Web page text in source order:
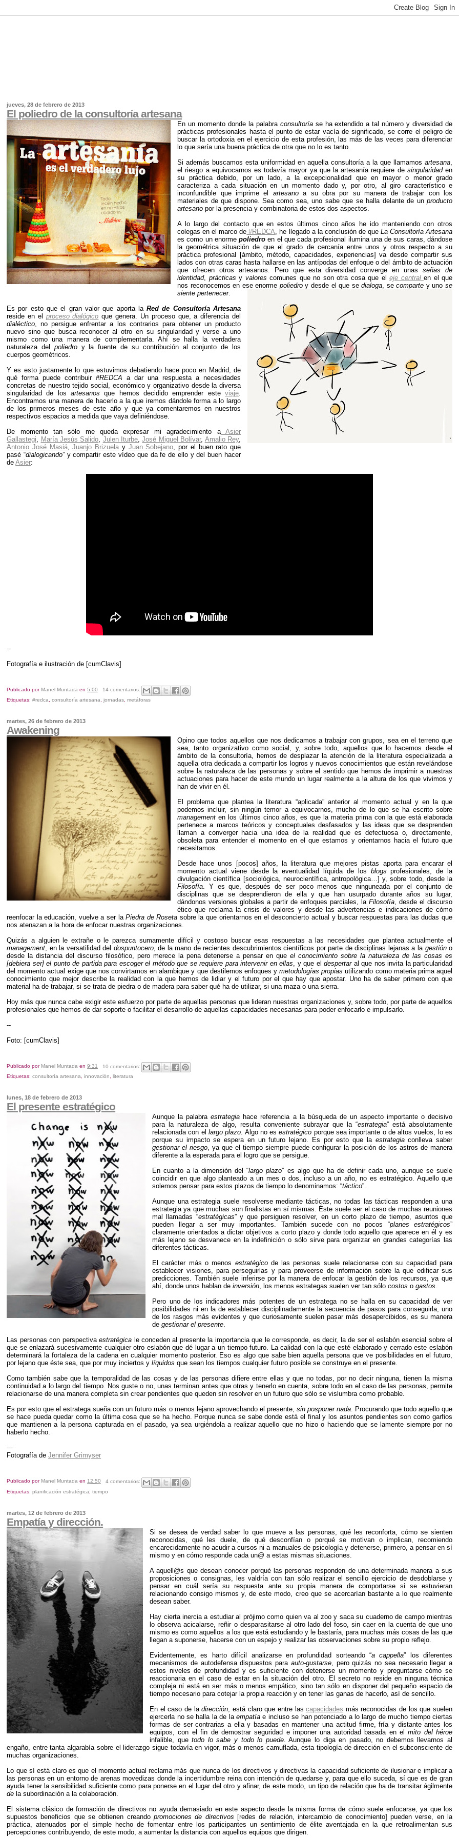
jueves, 28 de febrero de 2013
El poliedro de la consultoría artesana
En un momento donde la palabra consultoríase ha extendido a tal número y diversidad de
prácticas profesionales hasta el punto de estar vacía de significado, se corre el peligro de
buscar la ortodoxia en el ejercicio de esta profesión, las más de las veces para diferenciar
lo que sería una buena práctica de otra que no lo es tanto.
Si además buscamos esta uniformidad en aquella consultoría a la que llamamos artesana,
el riesgo a equivocarnos es todavía mayor ya que la artesanía requiere de singularidaden
su práctica debido, por un lado, a la excepcionalidad que en mayor o menor grado
caracteriza a cada situación en un momento dado y, por otro, al giro característico e
inconfundible que imprime el artesanoa su obra por su manera de trabajar con los
materiales de que dispone. Sea como sea, uno sabe que se halla delante de un producto
artesano por la presencia y combinatoria de estos dos aspectos.
A lo largo del contacto que en estos últimos cinco años he ido manteniendo con otros
colegas en el marco de #REDCA, he llegado a la conclusión de que La Consultoría Artesana
es como un enormepoliedro en el que cada profesional ilumina una de sus caras, dándose
la geométrica situación de que el grado de cercanía entre unos y otros respecto a su
práctica profesional [ámbito, método, capacidades, experiencias] va desde compartir sus
lados con otras caras hasta hallarse en las antípodas del enfoque o del ámbito de actuación
que ofrecen otros artesanos. Pero que esta diversidad converge en unasseñas de
identidad, prácticas y valores comunes que no son otra cosa que eleje central en el que
nos reconocemos en ese enorme poliedroy desde el que sedialoga, secomparte y unose
siente pertenecer.
Es por esto que el gran valor que aporta laRed de Consultoría Artesana
reside en el proceso dialógico que genera. Un proceso que, a diferencia del
dialéctico, no persigue enfrentar a los contrarios para obtener un producto
nuevo sino que busca reconocer al otro en su singularidad y verse a uno
mismo como una manera de complementarla. Ahí se halla la verdadera
naturaleza del poliedroy la fuente de su contribución al conjunto de los
cuerpos geométricos.
Y es esto justamente lo que estuvimos debatiendo hace poco en Madrid, de
qué forma puede contribuir#REDCA a dar una respuesta a necesidades
concretas de nuestro tejido social, económico y organizativo desde la diversa
singularidad de losartesanos que hemos decidido emprender esteviaje.
Encontramos una manera de hacerlo a la que iremos dándole forma a lo largo
de los primeros meses de este año y que ya comentaremos en nuestros
respectivos espacios a medida que vaya definiéndose.
De momento tan sólo me queda expresar mi agradecimiento aAsier
Gallastegi, María Jesús Salido, Julen Iturbe,José Miguel Bolívar, Amalio Rey,
Antonio José Masiá,Juanjo Brizuela y Juan Sobejano, por el buen rato que
pasé “dialogicando” y compartir este vídeo que da fe de ello y del buen hacer
deAsier:
--
Fotografía e ilustración de [cumClavis]
Publicado por Manel Muntada en5:00
14 comentarios:
Etiquetas:#redca ,consultoría artesana ,jornadas ,metáforas
martes, 26 de febrero de 2013
Awakening
Opino que todos aquellos que nos dedicamos a trabajar con grupos, sea en el terreno que
sea, tanto organizativo como social, y, sobre todo, aquellos que lo hacemos desde el
ámbito de la consultoría, hemos de desplazar la atención de la literatura especializada a
aquella otra dedicada a compartir los logros y nuevos conocimientos que están revelándose
sobre la naturaleza de las personas y sobre el sentido que hemos de imprimir a nuestras
actuaciones para hacer de este mundo un lugar realmente a la altura de los que vivimos y
han de vivir en él.
El problema que plantea la literatura “aplicada” anterior al momento actual y en la que
podemos incluir, sin ningún temor a equivocarnos, mucho de lo que se ha escrito sobre
management en los últimos cinco años, es que la materia prima con la que está elaborada
pertenece a marcos teóricos y conceptuales desfasados y las ideas que se desprenden
llaman a converger hacia una idea de la realidad que es defectuosa o, directamente,
obsoleta para entender el momento en el que estamos y orientarnos hacia el futuro que
necesitamos.
Desde hace unos [pocos] años, la literatura que mejores pistas aporta para encarar el
momento actual viene desde la eventualidad líquida de los blogs profesionales, de la
divulgación científica [sociológica, neurocientífica, antropológica…] y, sobre todo, desde la
Filosofía. Y es que, después de ser poco menos que ninguneada por el conjunto de
disciplinas que se desprendieron de ella y que han usurpado durante años su lugar,
dándonos versiones globales a partir de enfoques parciales, laFilosofía, desde el discurso
ético que reclama la crisis de valores y desde las advertencias e indicaciones de cómo
reenfocar la educación, vuelve a ser laPiedra de Roseta sobre la que orientarnos en el desconcierto actual y buscar respuestas para las dudas que
nos atenazan a la hora de enfocar nuestras organizaciones.
Quizás a alguien le extrañe o le parezca sumamente difícil y costoso buscar esas respuestas a las necesidades que plantea actualmente el
management, en la versatilidad del dospuntocero, de la mano de recientes descubrimientos científicos por parte de disciplinas lejanas a la gestióno
desde la distancia del discurso filosófico, pero merece la pena detenerse a pensar en queel conocimiento sobre la naturaleza de las cosas es
[debiera ser] el punto de partida para escoger el método que se requiere para intervenir en ellas, y que eldespertaral que nos invita la particularidad
del momento actual exige que nos convirtamos en alambique y que destilemos enfoques ymetodologías propias utilizando como materia prima aquel
conocimiento que mejor describe la realidad con la que hemos de lidiar y el futuro por el que hay que apostar. Uno ha de saber primero con que
material ha de trabajar, si se trata de piedra o de madera para saber qué ha de utilizar, si una maza o una sierra.
Hoy más que nunca cabe exigir este esfuerzo por parte de aquellas personas que lideran nuestras organizaciones y, sobre todo, por parte de aquellos
profesionales que hemos de dar soporte o facilitar el desarrollo de aquellas capacidades necesarias para poder enfocarlo e impulsarlo.
--
Foto: [cumClavis]
Publicado por Manel Muntada en9:31
10 comentarios:
Etiquetas:consultoría artesana,innovación, literatura
lunes, 18 de febrero de 2013
El presente estratégico
Aunque la palabraestrategia hace referencia a la búsqueda de un aspecto importante o decisivo
para la naturaleza de algo, resulta conveniente subrayar que la “estrategia” está absolutamente
relacionada con el largo plazo. Algo no esestratégico porque sea importante o de altos vuelos, lo es
porque su impacto se espera en un futuro lejano. Es por esto que la estrategiaconlleva saber
gestionar el riesgo, ya que el tiempo siempre puede configurar la posición de los astros de manera
diferente a la esperada para el logro que se persigue.
En cuanto a la dimensión del “largo plazo” es algo que ha de definir cada uno, aunque se suele
coincidir en que algo planteado a un mes o dos, incluso a un año, no es estratégico. Aquello que
solemos pensar para estos plazos de tiempo lo denominamos: “táctico”.
Aunque una estrategia suele resolverse mediante tácticas, no todas las tácticas responden a una
estrategia ya que muchas son finalistas en sí mismas. Éste suele ser el caso de muchas reuniones
mal llamadas “estratégicas” y que persiguen resolver, en un corto plazo de tiempo, asuntos que
pueden llegar a ser muy importantes. También sucede con no pocos “planes estratégicos”
claramente orientados a dictar objetivos a corto plazo y donde todo aquello que aparece en él y es
más lejano se desvanece en la indefinición o sólo sirve para organizar en grandes categorías las
diferentes tácticas.
El carácter más o menos estratégicode las personas suele relacionarse con su capacidad para
establecer visiones, para perseguirlas y para proveerse de información sobre la que edificar sus
predicciones. También suele inferirse por la manera de enfocar la gestión de los recursos, ya que
ahí, donde unos hablan deinversión, los menos estrategas suelen ver tan sólo costos ogastos.
Pero uno de los indicadores más potentes de un estratega no se halla en su capacidad de ver
posibilidades ni en la de establecer disciplinadamente la secuencia de pasos para conseguirla, uno
de los rasgos más evidentes y que curiosamente suelen pasar más desapercibidos, es su manera
degestionar el presente.
Las personas con perspectivaestratégica le conceden al presente la importancia que le corresponde, es decir, la de ser el eslabón esencial sobre el
que se enlazará sucesivamente cualquier otro eslabón que dé lugar a un tiempo futuro. La calidad con la que esté elaborado y cerrado este eslabón
determinará la fortaleza de la cadena en cualquier momento posterior. Eso es algo que sabe bien aquella persona que ve posibilidades en el futuro,
por lejano que éste sea, que por muy inciertos ylíquidos que sean los tiempos cualquier futuro posible se construye en el presente.
Como también sabe que la temporalidad de las cosas y de las personas difiere entre ellas y que no todas, por no decir ninguna, tienen la misma
continuidad a lo largo del tiempo. Nos guste o no, unas terminan antes que otras y tenerlo en cuenta, sobre todo en el caso de las personas, permite
relacionarse de una manera completa sin crear pendientes que queden sin resolver en un futuro que sólo se vislumbra como probable.
Es por esto que el estratega sueña con un futuro más o menos lejano aprovechando el presente, sin posponer nada. Procurando que todo aquello que
se hace pueda quedar como la última cosa que se ha hecho. Porque nunca se sabe donde está el final y los asuntos pendientes son como garfios
que mantienen a la persona capturada en el pasado, ya sea urgiéndola a realizar aquello que no hizo o haciendo que se lamente siempre por no
haberlo hecho.
---
Fotografía deJennifer Grimyser
Publicado por Manel Muntada en 12:50
4 comentarios:
Etiquetas:planificación estratégica ,tiempo
martes, 12 de febrero de 2013
Empatía y dirección.
Si se desea de verdad saber lo que mueve a las personas, qué les reconforta, cómo se sienten
reconocidas, qué les duele, de qué desconfían o porqué se motivan o implican, recomiendo
encarecidamente no acudir a cursos ni a manuales de psicología y detenerse, primero, a pensar en sí
mismo y en cómo responde cada un@ a estas mismas situaciones.
A aquell@s que desean conocer porqué las personas responden de una determinada manera a sus
proposiciones o consignas, les valdría con tan sólo realizar el sencillo ejercicio de desdoblarse y
pensar en cuál sería su respuesta ante su propia manera de comportarse si se estuvieran
relacionando consigo mismos y, de este modo, creo que se acercarían bastante a lo que realmente
desean saber.
Hay cierta inercia a estudiar al prójimo como quien va al zoo y saca su cuaderno de campo mientras
lo observa acicalarse, reñir o desparasitarse al otro lado del foso, sin caer en la cuenta de que uno
mismo es como aquellos a los que está estudiando y le bastaría, para muchas más cosas de las que
llegan a suponerse, hacerse con un espejo y realizar las observaciones sobre su propio reflejo.
Evidentemente, es harto difícil analizarse en profundidad sorteando “a cappella” los diferentes
mecanismos de autodefensa dispuestos para auto-gustarse, pero quizás no sea necesario llegar a
estos niveles de profundidad y es suficiente con detenerse un momento y preguntarse cómo se
reaccionaria en el caso de estar en la situación del otro. El secreto no reside en ninguna técnica
compleja ni está en ser más o menos empático, sino tan sólo en disponer del pequeño espacio de
tiempo necesario para cotejar la propia reacción y en tener las ganas de hacerlo, así de sencillo.
En el caso de ladirección , está claro que entre lascapacidades más reconocidas de los que suelen
ejercerla no se halla la de laempatía e incluso se han potenciado a lo largo de mucho tiempo ciertas
formas de ser contrarias a ella y basadas en mantener una actitud firme, fría y distante antes los
equipos, con el fin de demostrar seguridad e imponer una autoridad basada en elmito del héroe
infalible, quetodo lo sabe y todo lo puede. Aunque lo diga en pasado, no debemos llevarnos al
engaño, entre tanta algarabía sobre el liderazgo sigue todavía en vigor, más o menos camuflada, esta tipología de dirección en el subconsciente de
muchas organizaciones.
Lo que sí está claro es que el momento actual reclama más que nunca de los directivos y directivas la capacidad suficiente de ilusionar e implicar a
las personas en un entorno de arenas movedizas donde la incertidumbre reina con intención de quedarse y, para que ello suceda, sí que es de gran
ayuda tener la sensibilidad suficiente como para ponerse en el lugar del otro y afinar, de este modo, un tipo de relación que ha de transitar ágilmente
dela subordinación a la colaboración.
El sistema clásico de formación de directivos no ayuda demasiado en este aspecto desde la misma forma de cómo suele enfocarse, ya que los
supuestos beneficios que se obtienen creandopromociones de directivos [redes de relación, intercambio de conocimiento] pueden verse, en la
práctica, atenuados por el simple hecho de fomentar entre los participantes un sentimiento de élite aventajada en la que retroalimentan sus
percepciones contribuyendo, de este modo, a aumentar la distancia con aquellos equipos que dirigen.